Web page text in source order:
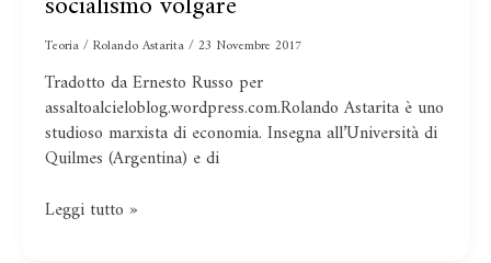
Teoria/Rolando Astarita/23 Novembre 2017
Tradotto da Ernesto Russo per
assaltoalcieloblog.wordpress.com.Rolando Astarita è uno
studioso marxista di economia. Insegna all’Università di
Quilmes (Argentina) e di
della
ricchezza”
e
il
socialismo
volgare
Leggi tutto »